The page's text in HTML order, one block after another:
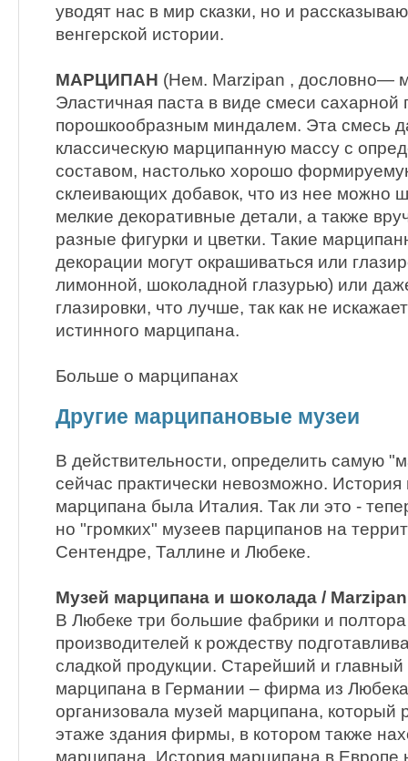
уводят нас в мир сказки, но и
венгерской истории.
МАРЦИПАН (Нем. Marzipan , дословно—
Эластичная паста в виде смеси сахарной
порошкообразным миндалем. Эта смесь
классическую марципанную массу с
составом, настолько хорошо
склеивающих добавок, что из нее можно
мелкие декоративные детали, а также
разные фигурки и цветки. Такие
декорации могут окрашиваться или
лимонной, шоколадной глазурью) или
глазировки, что лучше, так как не
истинного марципана.
Больше о марципанах
Другие марципановые музеи
В действительности, определить самую
сейчас практически невозможно. История
марципана была Италия. Так ли это -
но "громких" музеев парципанов на
Сентендре, Таллине и Любеке.
Музей марципана и шоколада /
B Любеке три большие фабрики и полтора
производителей к рождеству
сладкой продукции. Старейший и главный
марципана в Германии – фирма из
организовала музей марципана, который
этаже здания фирмы, в котором также